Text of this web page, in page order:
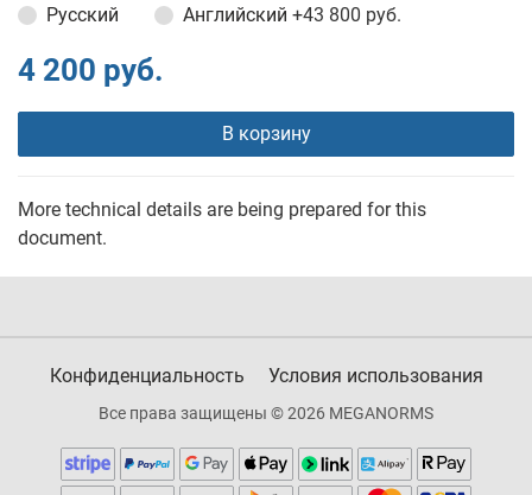
Русский
Английский +43 800 руб.
4 200 руб.
В корзину
More technical details are being prepared for this
document.
Конфиденциальность Условия использования
Все права защищены © 2026 MEGANORMS